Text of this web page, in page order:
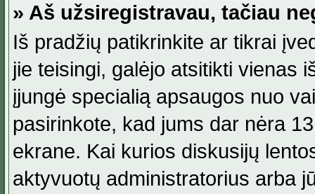
» Aš užsiregistravau, tačiau
Iš pradžių patikrinkite ar tikrai
jie teisingi, galėjo atsitikti vienas
įjungė specialią apsaugos nuo
pasirinkote, kad jums dar nėra
ekrane. Kai kurios diskusijų
aktyvuotų administratorius arba